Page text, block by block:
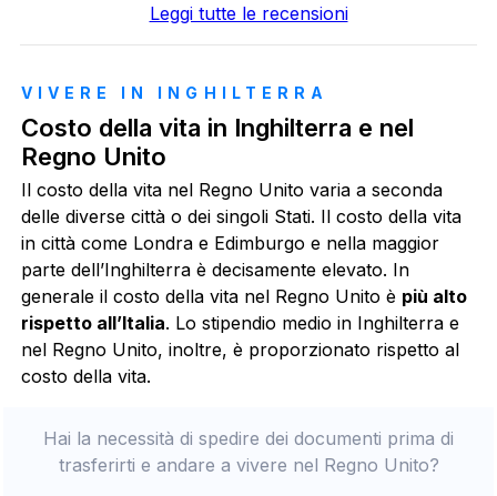
Leggi tutte le recensioni
VIVERE IN INGHILTERRA
Costo della vita in Inghilterra e nel
Regno Unito
Il costo della vita nel Regno Unito varia a seconda
delle diverse città o dei singoli Stati. Il costo della vita
in città come Londra e Edimburgo e nella maggior
parte dell’Inghilterra è decisamente elevato. In
generale il costo della vita nel Regno Unito è più alto
rispetto all’Italia. Lo stipendio medio in Inghilterra e
nel Regno Unito, inoltre, è proporzionato rispetto al
costo della vita.
Hai la necessità di spedire dei documenti prima di
trasferirti e andare a vivere nel Regno Unito?